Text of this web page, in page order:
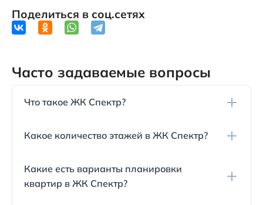
Поделиться в соц.сетях
Часто задаваемые вопросы
Что такое ЖК Спектр?
проекта «Стройград», начатого в 2013 году.
одинаковой архитектурой и планировкой,
облицованных керамическим кирпичом бежевого
Какое количество этажей в ЖК Спектр?
уровне расположены коммерческие помещения,
а остальные этажи занимают квартиры
Какие есть варианты планировки
квартир в ЖК Спектр?